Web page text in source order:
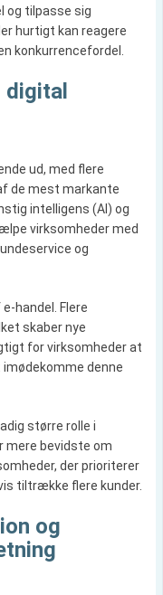
og tilpasse sig
hurtigt kan reagere
konkurrencefordel.
ud, med flere
de mest markante
intelligens (AI) og
virksomheder med
og
handel. Flere
skaber nye
for virksomheder at
denne
større rolle i
mere bevidste om
der prioriterer
tiltrække flere kunder.
og